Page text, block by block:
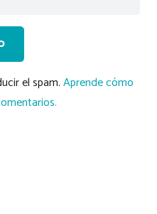
el spam.Aprende cómo